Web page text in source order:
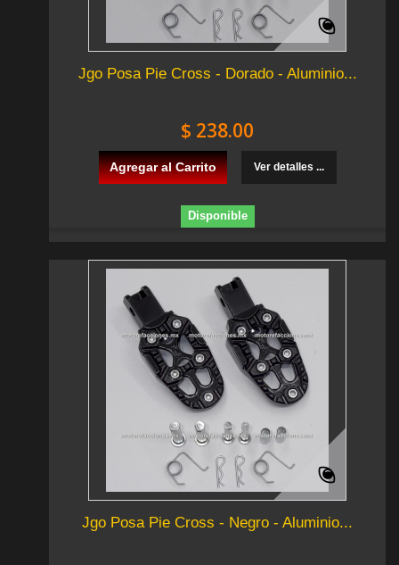
Jgo Posa Pie Cross - Dorado - Aluminio...
$ 238.00
Agregar al Carrito Ver detalles ...
Disponible
Jgo Posa Pie Cross - Negro - Aluminio...